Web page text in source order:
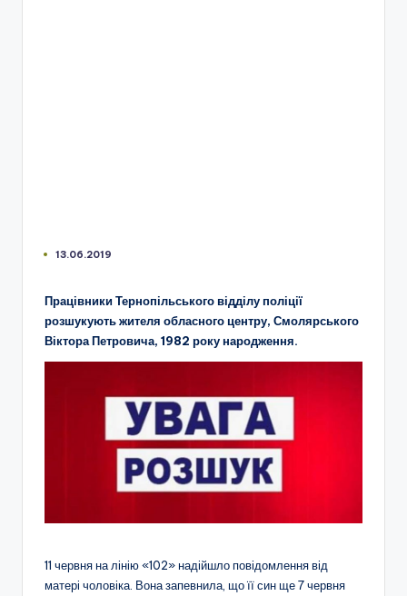
13.06.2019
Працівники Тернопільського відділу поліції
розшукують жителя обласного центру, Смолярського
Віктора Петровича, 1982 року народження.
11 червня на лінію «102» надійшло повідомлення від
матері чоловіка. Вона запевнила, що її син ще 7 червня